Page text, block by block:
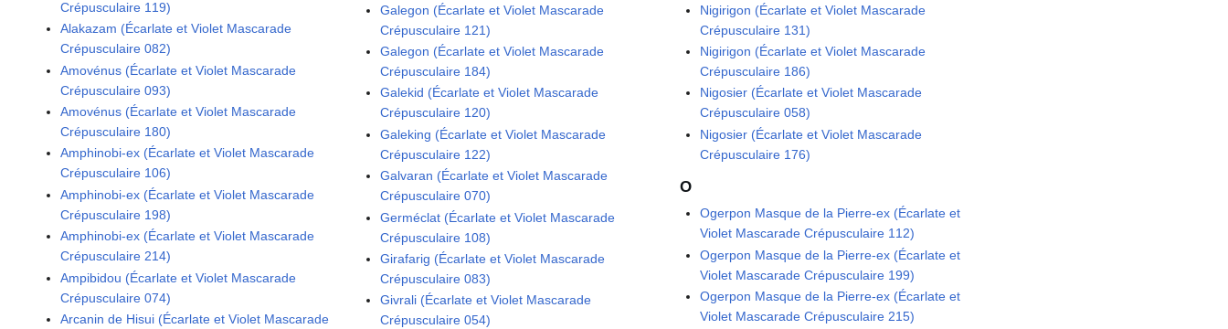
Crépusculaire 119)
Alakazam (Écarlate et Violet Mascarade
Crépusculaire 082)
Amovénus (Écarlate et Violet Mascarade
Crépusculaire 093)
Amovénus (Écarlate et Violet Mascarade
Crépusculaire 180)
Amphinobi-ex (Écarlate et Violet Mascarade
Crépusculaire 106)
Amphinobi-ex (Écarlate et Violet Mascarade
Crépusculaire 198)
Amphinobi-ex (Écarlate et Violet Mascarade
Crépusculaire 214)
Ampibidou (Écarlate et Violet Mascarade
Crépusculaire 074)
Arcanin de Hisui (Écarlate et Violet Mascarade
Galegon (Écarlate et Violet Mascarade
Crépusculaire 121)
Galegon (Écarlate et Violet Mascarade
Crépusculaire 184)
Galekid (Écarlate et Violet Mascarade
Crépusculaire 120)
Galeking (Écarlate et Violet Mascarade
Crépusculaire 122)
Galvaran (Écarlate et Violet Mascarade
Crépusculaire 070)
Germéclat (Écarlate et Violet Mascarade
Crépusculaire 108)
Girafarig (Écarlate et Violet Mascarade
Crépusculaire 083)
Givrali (Écarlate et Violet Mascarade
Crépusculaire 054)
Nigirigon (Écarlate et Violet Mascarade
Crépusculaire 131)
Nigirigon (Écarlate et Violet Mascarade
Crépusculaire 186)
Nigosier (Écarlate et Violet Mascarade
Crépusculaire 058)
Nigosier (Écarlate et Violet Mascarade
Crépusculaire 176)
O
Ogerpon Masque de la Pierre-ex (Écarlate et
Violet Mascarade Crépusculaire 112)
Ogerpon Masque de la Pierre-ex (Écarlate et
Violet Mascarade Crépusculaire 199)
Ogerpon Masque de la Pierre-ex (Écarlate et
Violet Mascarade Crépusculaire 215)